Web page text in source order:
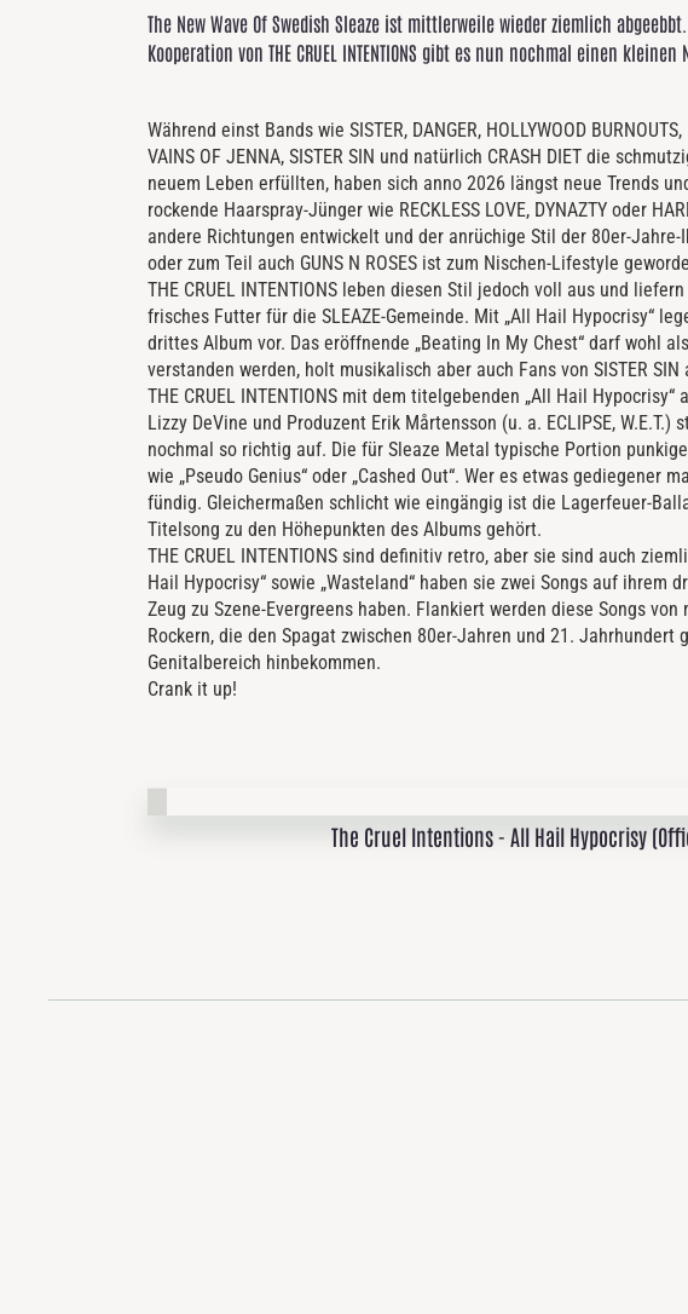
The New Wave Of Swedish Sleaze ist mittlerweile wieder ziemlich
Kooperation von THE CRUEL INTENTIONS gibt es nun nochmal einen kleinen
Während einst Bands wie SISTER, DANGER, HOLLYWOOD
VAINS OF JENNA, SISTER SIN und natürlich CRASH DIET die
neuem Leben erfüllten, haben sich anno 2026 längst neue Trends
rockende Haarspray-Jünger wie RECKLESS LOVE, DYNAZTY oder
andere Richtungen entwickelt und der anrüchige Stil der 80er-Jahre-
oder zum Teil auch GUNS N ROSES ist zum Nischen-Lifestyle
THE CRUEL INTENTIONS leben diesen Stil jedoch voll aus und
frisches Futter für die SLEAZE-Gemeinde. Mit „All Hail Hypocrisy“
drittes Album vor. Das eröffnende „Beating In My Chest“ darf wohl
verstanden werden, holt musikalisch aber auch Fans von SISTER
THE CRUEL INTENTIONS mit dem titelgebenden „All Hail
Lizzy DeVine und Produzent Erik Mårtensson (u. a. ECLIPSE,
nochmal so richtig auf. Die für Sleaze Metal typische Portion
wie „Pseudo Genius“ oder „Cashed Out“. Wer es etwas gediegener
fündig. Gleichermaßen schlicht wie eingängig ist die Lagerfeuer-
Titelsong zu den Höhepunkten des Albums gehört.
THE CRUEL INTENTIONS sind definitiv retro, aber sie sind auch
Hail Hypocrisy“ sowie „Wasteland“ haben sie zwei Songs auf ihrem
Zeug zu Szene-Evergreens haben. Flankiert werden diese Songs
Rockern, die den Spagat zwischen 80er-Jahren und 21. Jahrhundert
Genitalbereich hinbekommen.
Crank it up!
The Cruel Intentions - All Hail Hypocrisy